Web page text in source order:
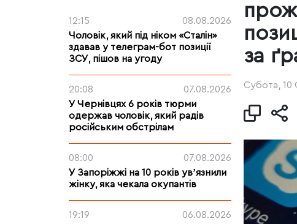
12:15
08.08.2026
Чоловік, який під ніком «Сталін»
здавав у телеграм-бот позиції
ЗСУ, пішов на угоду
20:08
07.08.2026
У Чернівцях 6 років тюрми
одержав чоловік, який радів
російським обстрілам
08:00
07.08.2026
У Запоріжжі на 10 років увʼязнили
жінку, яка чекала окупантів
19:19
06.08.2026
за
Субота, 10